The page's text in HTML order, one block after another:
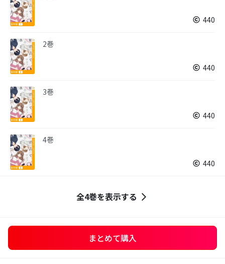
440
2巻
440
3巻
440
4巻
440
全4巻を表示する
まとめて購入